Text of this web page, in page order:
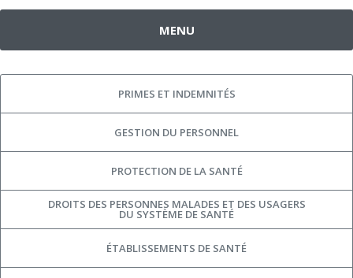
MENU
PRIMES ET INDEMNITÉS
GESTION DU PERSONNEL
PROTECTION DE LA SANTÉ
DROITS DES PERSONNES MALADES ET DES USAGERS
DU SYSTÈME DE SANTÉ
ÉTABLISSEMENTS DE SANTÉ